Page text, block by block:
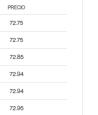
PRECIO
72.75
72.75
72.85
72.94
72.94
72.95